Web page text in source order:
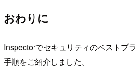
おわりに
Inspectorでセキュリティのベストプ
手順をご紹介しました。